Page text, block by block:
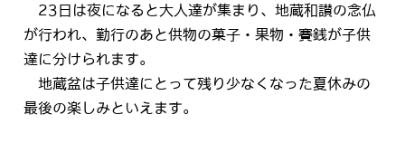
23日は夜になると大人達が集まり、地蔵和讃の念仏
が行われ、勤行のあと供物の菓子・果物・賽銭が子供
達に分けられます。
地蔵盆は子供達にとって残り少なくなった夏休みの
最後の楽しみといえます。